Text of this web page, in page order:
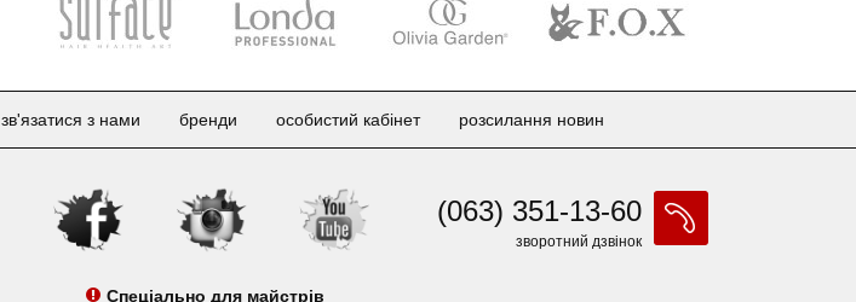
зв'язатися з нами бренди особистий кабінет розсилання новин
Спеціально для майстрів
(063) 351-13-60
зворотний дзвінок